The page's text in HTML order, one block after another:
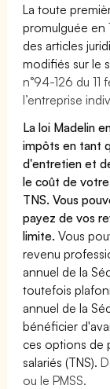
La toute
promulguée en
des articles
modifiés sur le
n°94-126 du 11
l’entreprise
La loi Madelin
impôts en tant
d'entretien et
le coût de
TNS. Vous
payez de vos
limite.Vous
revenu
annuel de la
toutefois
annuel de la
bénéficier
ces options de
salariés (TNS).
ou le PMSS.